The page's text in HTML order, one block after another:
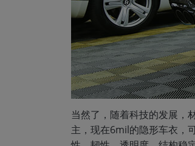
当然了，随着科技的发展，
主，现在6mil的隐形车衣，